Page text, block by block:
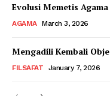
Evolusi Memetis Agama
AGAMA March 3, 2026
Mengadili Kembali
FILSAFAT January 7, 2026